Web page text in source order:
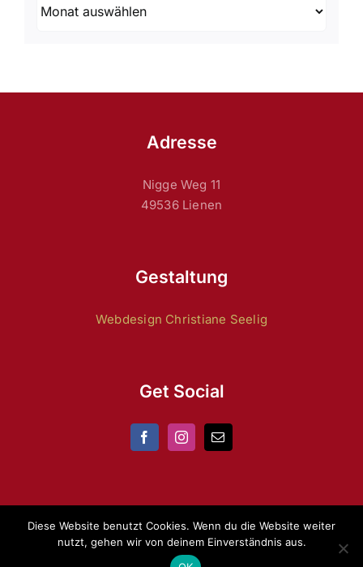
Adresse
Nigge Weg 11
49536 Lienen
Gestaltung
Webdesign Christiane Seelig
Get Social
Diese Website benutzt Cookies. Wenn du die Website weiter
nutzt, gehen wir von deinem Einverständnis aus.